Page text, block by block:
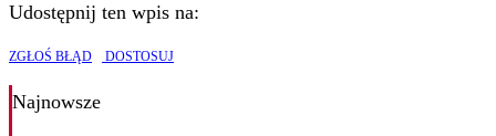
Udostępnij ten wpis na:
ZGŁOŚ BŁĄD DOSTOSUJ
Najnowsze